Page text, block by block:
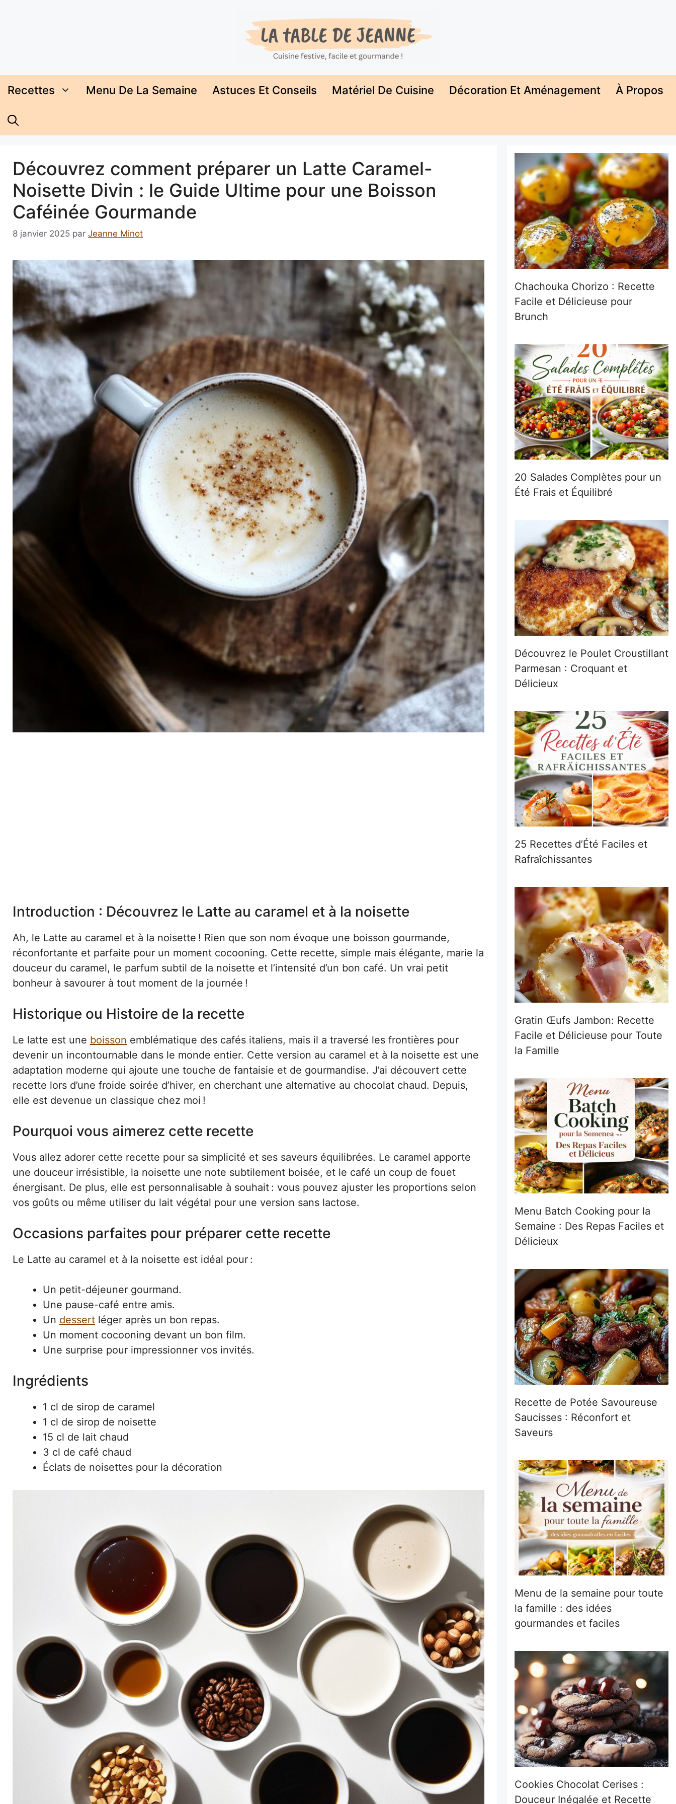
Recettes Menu De La Semaine Astuces Et Conseils Matériel De Cuisine Décoration Et Aménagement À Propos
Découvrez comment préparer un Latte Caramel-
Noisette Divin : le Guide Ultime pour une Boisson
Caféinée Gourmande
8 janvier 2025 par Jeanne Minot
Introduction : Découvrez le Latte au caramel et à la noisette
Ah, le Latte au caramel et à la noisette ! Rien que son nom évoque une boisson gourmande,
réconfortante et parfaite pour un moment cocooning. Cette recette, simple mais élégante, marie la
douceur du caramel, le parfum subtil de la noisette et l’intensité d’un bon café. Un vrai petit
bonheur à savourer à tout moment de la journée !
Historique ou Histoire de la recette
Le latte est une boisson emblématique des cafés italiens, mais il a traversé les frontières pour
devenir un incontournable dans le monde entier. Cette version au caramel et à la noisette est une
adaptation moderne qui ajoute une touche de fantaisie et de gourmandise. J’ai découvert cette
recette lors d’une froide soirée d’hiver, en cherchant une alternative au chocolat chaud. Depuis,
elle est devenue un classique chez moi !
Pourquoi vous aimerez cette recette
Vous allez adorer cette recette pour sa simplicité et ses saveurs équilibrées. Le caramel apporte
une douceur irrésistible, la noisette une note subtilement boisée, et le café un coup de fouet
énergisant. De plus, elle est personnalisable à souhait : vous pouvez ajuster les proportions selon
vos goûts ou même utiliser du lait végétal pour une version sans lactose.
Occasions parfaites pour préparer cette recette
Le Latte au caramel et à la noisette est idéal pour :
Un petit-déjeuner gourmand.
Une pause-café entre amis.
Un dessert léger après un bon repas.
Un moment cocooning devant un bon film.
Une surprise pour impressionner vos invités.
Ingrédients
1 cl de sirop de caramel
1 cl de sirop de noisette
15 cl de lait chaud
3 cl de café chaud
Éclats de noisettes pour la décoration
Chachouka Chorizo : Recette
Facile et Délicieuse pour
Brunch
20 Salades Complètes pour un
Été Frais et Équilibré
Découvrez le Poulet Croustillant
Parmesan : Croquant et
Délicieux
25 Recettes d’Été Faciles et
Rafraîchissantes
Gratin Œufs Jambon: Recette
Facile et Délicieuse pour Toute
la Famille
Menu Batch Cooking pour la
Semaine : Des Repas Faciles et
Délicieux
Recette de Potée Savoureuse
Saucisses : Réconfort et
Saveurs
Menu de la semaine pour toute
la famille : des idées
gourmandes et faciles
Cookies Chocolat Cerises :
Douceur Inégalée et Recette